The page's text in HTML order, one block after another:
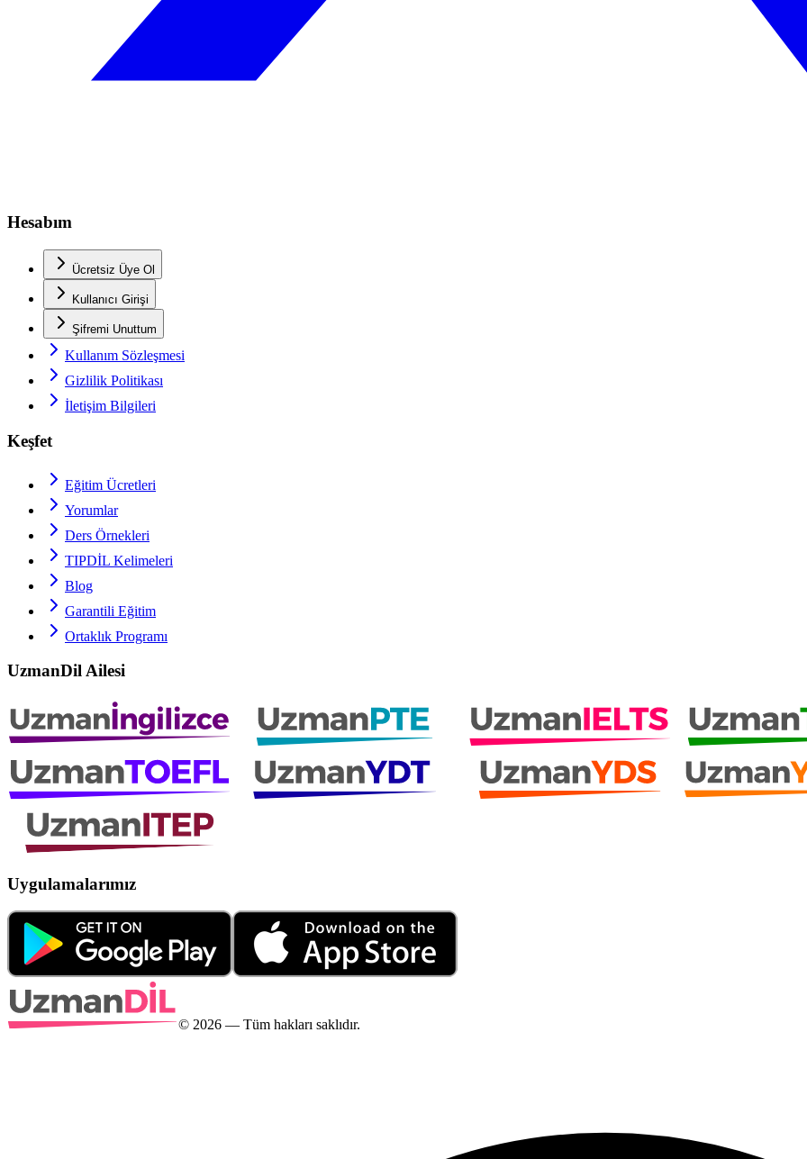
Hesabım
Ücretsiz Üye Ol
Kullanıcı Girişi
Şifremi Unuttum
Kullanım Sözleşmesi
Gizlilik Politikası
İletişim Bilgileri
Keşfet
Eğitim Ücretleri
Yorumlar
Ders Örnekleri
TIPDİL Kelimeleri
Blog
Garantili Eğitim
Ortaklık Programı
UzmanDil Ailesi
Uygulamalarımız
© 2026 — Tüm hakları saklıdır.